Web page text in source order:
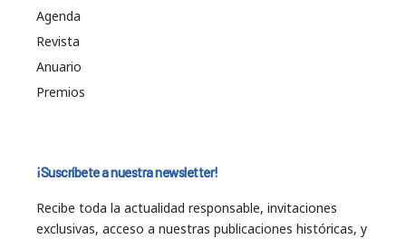
Agenda
Revista
Anuario
Premios
¡Suscríbete a nuestra newsletter!
Recibe toda la actualidad responsable, invitaciones
exclusivas, acceso a nuestras publicaciones históricas, y